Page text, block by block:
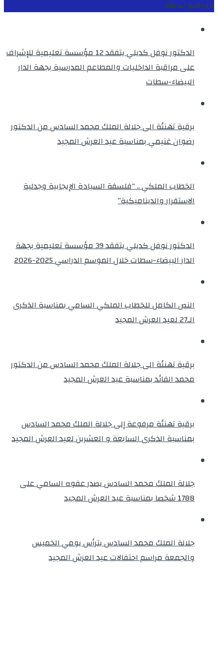
مواضيع سابقة
الدكتور نوفل كديلي يتفقد 12 مؤسسة تعليمية للإشراف
على مراقبة الداخليات والمطاعم المدرسية بجهة الدار
البيضاء-سطات
برقية تهنئة الى جلالة الملك محمد السادس من الدكتور
رضوان غنيمي بمناسبة عيد العرش المجيد
الخطاب الملكي .. “فلسفة السيادة الإيجابية وجدلية
الاستقرار والديناميكية”
الدكتور نوفل كديلي يتفقد 39 مؤسسة تعليمية بجهة
الدار البيضاء-سطات خلال الموسم الدراسي 2025-2026
النص الكامل للخطاب الملكي السامي بمناسبة الذكرى
الـ27 لعيد العرش المجيد
برقية تهنئة الى جلالة الملك محمد السادس من الدكتور
محمد الفائد بمناسبة عيد العرش المجيد
برقية تهنئة مرفوعة إلى جلالة الملك محمد السادس
بمناسبة الذكرى السابعة و العشرين لعيد العرش المجيد
جلالة الملك محمد السادس يصدر عفوه السامي على
1788 شخصا بمناسبة عيد العرش المجيد
جلالة الملك محمد السادس يترأس يومي الخميس
والجمعة مراسم احتفالات عيد العرش المجيد